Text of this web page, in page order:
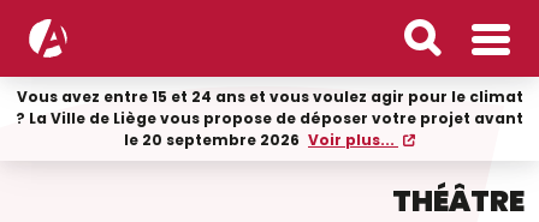
Vous avez entre 15 et 24 ans et vous voulez agir pour le climat
? La Ville de Liège vous propose de déposer votre projet avant
le 20 septembre 2026 Voir plus...
THÉÂTRE